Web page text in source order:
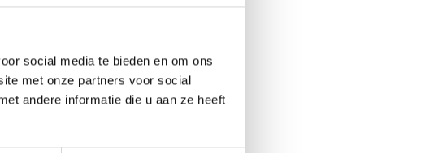
social media te bieden en om ons
met onze partners voor social
andere informatie die u aan ze heeft